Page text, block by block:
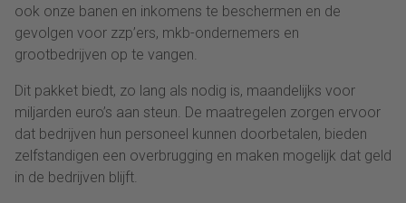
ook onze banen en inkomens te beschermen en de
gevolgen voor zzp’ers, mkb-ondernemers en
grootbedrijven op te vangen.
Dit pakket biedt, zo lang als nodig is, maandelijks voor
miljarden euro’s aan steun. De maatregelen zorgen ervoor
dat bedrijven hun personeel kunnen doorbetalen, bieden
zelfstandigen een overbrugging en maken mogelijk dat geld
in de bedrijven blijft.